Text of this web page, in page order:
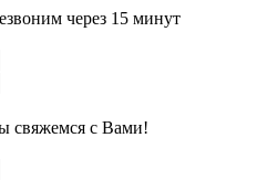
через 15 минут
свяжемся с Вами!